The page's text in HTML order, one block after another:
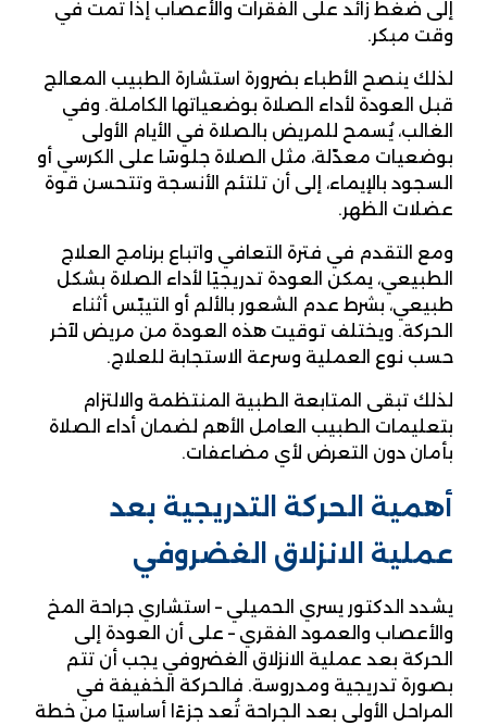
إلى ضغط زائد على الفقرات والأعصاب إذا تمت في
وقت مبكر.
لذلك ينصح الأطباء بضرورة استشارة الطبيب المعالج
قبل العودة لأداء الصلاة بوضعياتها الكاملة. وفي
الغالب، يُسمح للمريض بالصلاة في الأيام الأولى
بوضعيات معدّلة، مثل الصلاة جلوسًا على الكرسي أو
السجود بالإيماء، إلى أن تلتئم الأنسجة وتتحسن قوة
عضلات الظهر.
ومع التقدم في فترة التعافي واتباع برنامج العلاج
الطبيعي، يمكن العودة تدريجيًا لأداء الصلاة بشكل
طبيعي، بشرط عدم الشعور بالألم أو التيبّس أثناء
الحركة. ويختلف توقيت هذه العودة من مريض لآخر
حسب نوع العملية وسرعة الاستجابة للعلاج.
لذلك تبقى المتابعة الطبية المنتظمة والالتزام
بتعليمات الطبيب العامل الأهم لضمان أداء الصلاة
بأمان دون التعرض لأي مضاعفات.
أهمية الحركة التدريجية بعد
عملية الانزلاق الغضروفي
يشدد الدكتور يسري الحميلي – استشاري جراحة المخ
والأعصاب والعمود الفقري – على أن العودة إلى
الحركة بعد عملية الانزلاق الغضروفي يجب أن تتم
بصورة تدريجية ومدروسة. فالحركة الخفيفة في
المراحل الأولى بعد الجراحة تُعد جزءًا أساسيًا من خطة